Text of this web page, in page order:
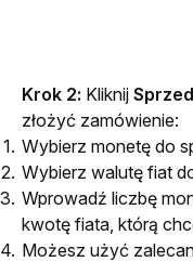
Krok 2: Kliknij
złożyć zamówienie:
Wybierz monetę do
Wybierz walutę fiat
Wprowadź liczbę
kwotę fiata, którą
Możesz użyć